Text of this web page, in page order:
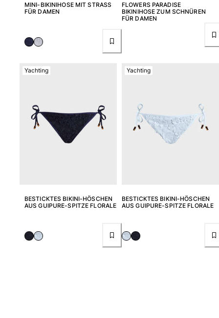
MINI-BIKINIHOSE MIT STRASS
FÜR DAMEN
FLOWERS PARADISE
BIKINIHOSE ZUM SCHNÜREN
FÜR DAMEN
BESTICKTES BIKINI-HÖSCHEN
AUS GUIPURE-SPITZE FLORALE
Yachting
BESTICKTES BIKINI-HÖSCHEN
AUS GUIPURE-SPITZE FLORALE
Yachting